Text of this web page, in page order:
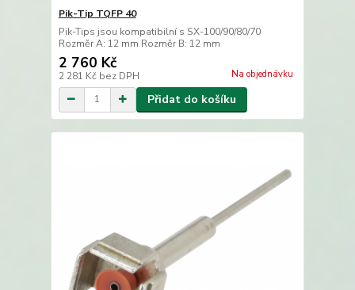
Pik-Tip TQFP 40
Pik-Tips jsou kompatibilní s SX-100/90/80/70
Rozměr A: 12 mm Rozměr B: 12 mm
2 760 Kč
2 281 Kč bez DPH Na objednávku
Přidat do košíku